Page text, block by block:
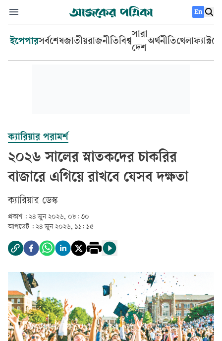
En
ইপেপারসর্বশেষজাতীয়রাজনীতিবিশ্ব
সারা
দেশ
অর্থনীতিখেলা
ক্যারিয়ার পরামর্শ
২০২৬ সালের স্নাতকদের চাকরির
বাজারে এগিয়ে রাখবে যেসব দক্ষতা
ক্যারিয়ার ডেস্ক
প্রকাশ : ২৪ জুন ২০২৬, ০৮: ৩০
আপডেট : ২৪ জুন ২০২৬, ১১: ১৫